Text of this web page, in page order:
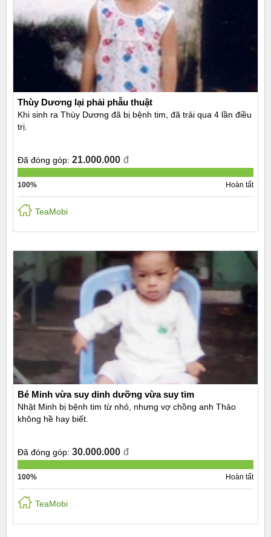
Thùy Dương lại phải phẫu thuật
Khi sinh ra Thùy Dương đã bị bệnh tim, đã trải qua 4 lần điều
trị.
Đã đóng góp: 21.000.000 đ
100% Hoàn tất
TeaMobi
Bé Minh vừa suy dinh dưỡng vừa suy tim
Nhật Minh bị bệnh tim từ nhỏ, nhưng vợ chồng anh Thảo
không hề hay biết.
Đã đóng góp: 30.000.000 đ
100% Hoàn tất
TeaMobi